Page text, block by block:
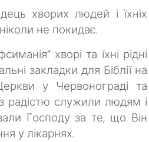
хворих людей і їхніх
не покидає.
хворі та їхні рідні
закладки для Біблії на
у Червонограді та
радістю служили людям і
Господу за те, що Він
у лікарнях.